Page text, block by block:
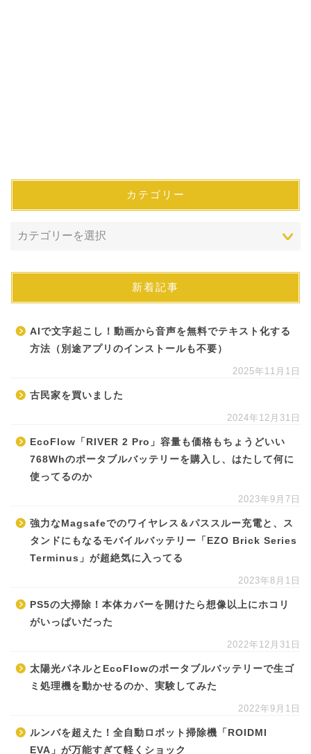
カテゴリー
新着記事
AIで文字起こし！動画から音声を無料でテキスト化する
方法（別途アプリのインストールも不要）
2025年11月1日
古民家を買いました
2024年12月31日
EcoFlow「RIVER 2 Pro」容量も価格もちょうどいい
768Whのポータブルバッテリーを購入し、はたして何に
使ってるのか
2023年9月7日
強力なMagsafeでのワイヤレス＆パススルー充電と、ス
タンドにもなるモバイルバッテリー「EZO Brick Series
Terminus」が超絶気に入ってる
2023年8月1日
PS5の大掃除！本体カバーを開けたら想像以上にホコリ
がいっぱいだった
2022年12月31日
太陽光パネルとEcoFlowのポータブルバッテリーで生ゴ
ミ処理機を動かせるのか、実験してみた
2022年9月1日
ルンバを超えた！全自動ロボット掃除機「ROIDMI
EVA」が万能すぎて軽くショック